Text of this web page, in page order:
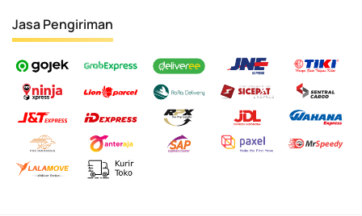
Jasa Pengiriman